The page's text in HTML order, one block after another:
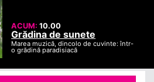
ACUM:10.00
Grădina de sunete
Marea muzică, dincolo de cuvinte: într-
o grădină paradisiacă